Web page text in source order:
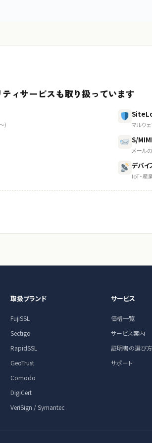
ィサービスも取り扱っています
マルウ
S/
メール
デバ
IoT・産
取扱ブランド
FujiSSL
Sectigo
RapidSSL
GeoTrust
Comodo
DigiCert
VeriSign / Symantec
サービス
価格一覧
サービス案内
証明書の選び方
サポート